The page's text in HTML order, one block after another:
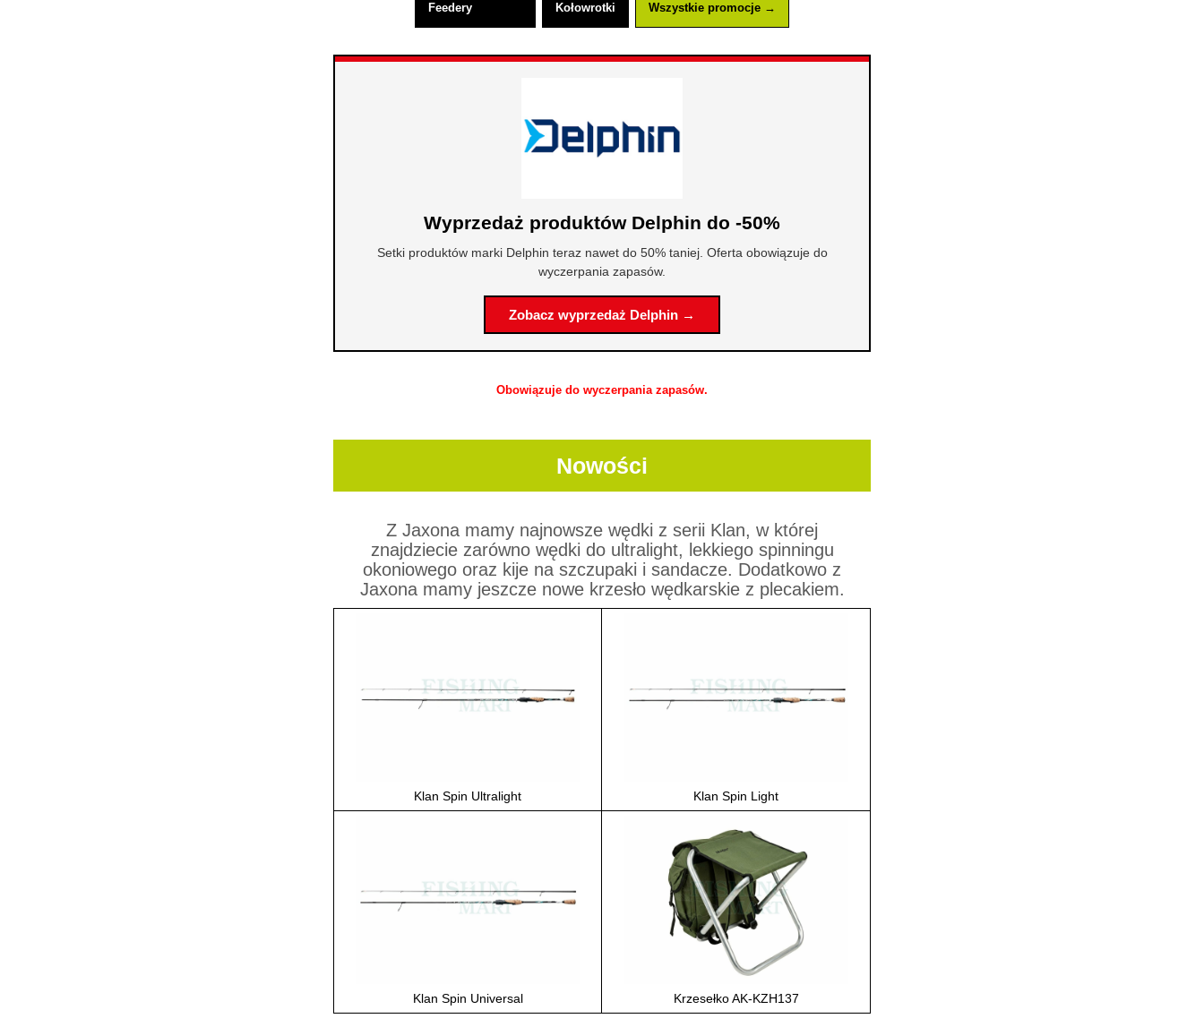
Feedery Kołowrotki Wszystkie promocje →
Wyprzedaż produktów Delphin do -50%
Setki produktów marki Delphin teraz nawet do 50% taniej. Oferta obowiązuje do
wyczerpania zapasów.
Zobacz wyprzedaż Delphin →
Obowiązuje do wyczerpania zapasów.
Nowości
Z Jaxona mamy najnowsze wędki z serii Klan, w której
znajdziecie zarówno wędki do ultralight, lekkiego spinningu
okoniowego oraz kije na szczupaki i sandacze. Dodatkowo z
Jaxona mamy jeszcze nowe krzesło wędkarskie z plecakiem.
Klan Spin Ultralight Klan Spin Light
Klan Spin Universal Krzesełko AK-KZH137